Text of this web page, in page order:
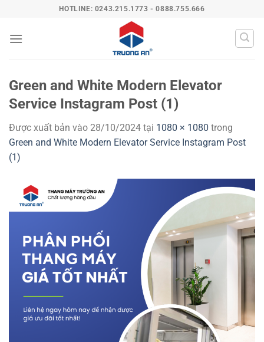
nội
HOTLINE: 0243.215.1773 - 0888.755.666
Green and White Modern Elevator
Service Instagram Post (1)
Được xuất bản vào 28/10/2024 tại 1080 × 1080 trong
Green and White Modern Elevator Service Instagram Post
(1)